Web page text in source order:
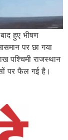
हुए भीषण
पर छा गया
पश्चिमी राजस्थान
पर फैल गई है।